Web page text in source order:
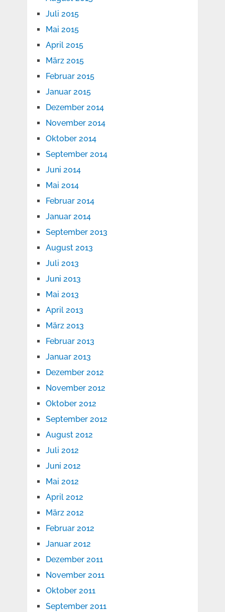
Juli 2015
Mai 2015
April 2015
März 2015
Februar 2015
Januar 2015
Dezember 2014
November 2014
Oktober 2014
September 2014
Juni 2014
Mai 2014
Februar 2014
Januar 2014
September 2013
August 2013
Juli 2013
Juni 2013
Mai 2013
April 2013
März 2013
Februar 2013
Januar 2013
Dezember 2012
November 2012
Oktober 2012
September 2012
August 2012
Juli 2012
Juni 2012
Mai 2012
April 2012
März 2012
Februar 2012
Januar 2012
Dezember 2011
November 2011
Oktober 2011
September 2011